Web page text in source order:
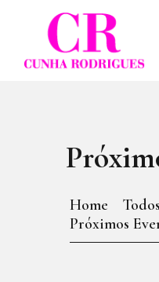
Home
Próximos
INÍCIO
SOBRE NÓS